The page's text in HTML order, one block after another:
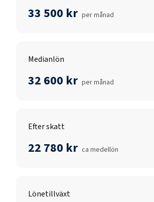
33 500 kr per månad
Medianlön
32 600 kr per månad
Efter skatt
22 780 kr ca medellön
Lönetillväxt